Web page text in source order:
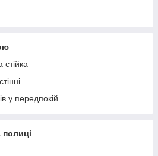
у передпокій
полиці